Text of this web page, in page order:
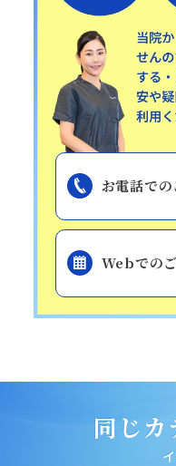
お電話で
Webでの
同じ